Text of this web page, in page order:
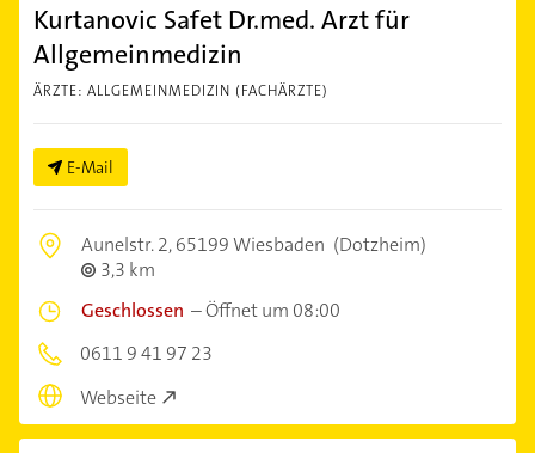
Kurtanovic Safet Dr.med. Arzt für
Allgemeinmedizin
ÄRZTE: ALLGEMEINMEDIZIN (FACHÄRZTE)
E-Mail
Aunelstr. 2,65199 Wiesbaden (Dotzheim)
3,3 km
Geschlossen –Öffnet um 08:00
0611 9 41 97 23
Webseite